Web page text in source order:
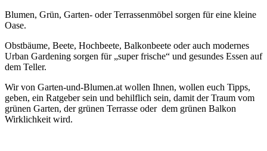
Blumen, Grün, Garten- oder Terrassenmöbel sorgen für eine kleine
Oase.
Obstbäume, Beete, Hochbeete, Balkonbeete oder auch modernes
Urban Gardening sorgen für „super frische“ und gesundes Essen auf
dem Teller.
Wir von Garten-und-Blumen.at wollen Ihnen, wollen euch Tipps,
geben, ein Ratgeber sein und behilflich sein, damit der Traum vom
grünen Garten, der grünen Terrasse oder dem grünen Balkon
Wirklichkeit wird.